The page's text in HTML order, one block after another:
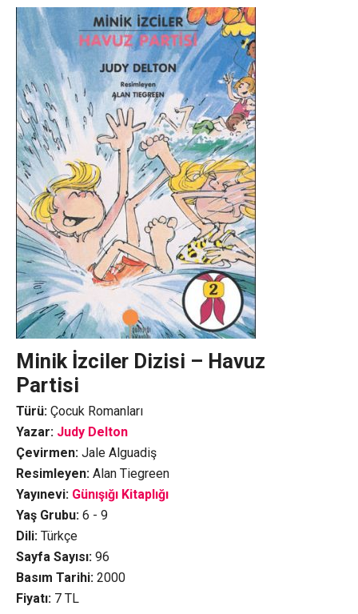
Minik İzciler Dizisi – Havuz
Partisi
Türü:Çocuk Romanları
Yazar: Judy Delton
Çevirmen:Jale Alguadiş
Resimleyen:Alan Tiegreen
Yayınevi: Günışığı Kitaplığı
Yaş Grubu:6 - 9
Dili: Türkçe
Sayfa Sayısı: 96
Basım Tarihi: 2000
Fiyatı: 7TL